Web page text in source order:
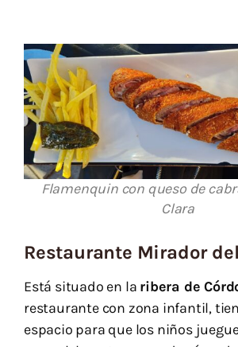
Flamenquin con queso de
Clara
Restaurante Mirador
Está situado en la ribera de
restaurante con zona infantil,
espacio para que los niños